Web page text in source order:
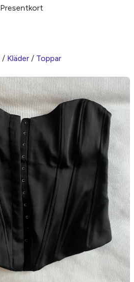
Presentkort
/ Kläder / Toppar